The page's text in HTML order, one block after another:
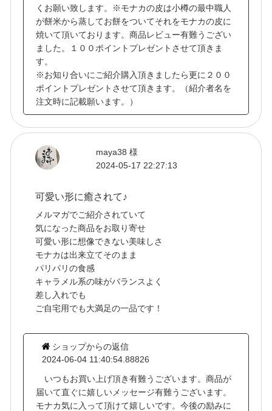
くお願い致します。※モナカの皮は小樽の最中職人
が餅米から蒸してお餅をついてそれをモナカの皮に
焼いて頂いております。商品レビュー有難うござい
ました。１００ポイントプレゼントさせて頂きま
す。
※お知り合いにご紹介購入頂きましたら更に２００
ポイントプレゼントさせて頂きます。（紹介者名を
注文時に記載願います。）
maya38 様
2024-05-17 22:27:13
可愛い形に癒されて♪
メルマガでご紹介されていて
気になった商品をお取り寄せ
可愛い形に想像できない美味しさ
モナカは出来立てそのまま
パリパリの食感
キャラメル系の味がバランスよく
差し入れでも
ご自宅用でも大満足の一品です！
ショップからの返信
2024-06-04 11:40:54.88826
いつもお買い上げ頂き有難うございます。商品が
届いて直ぐに嬉しいメッセージ有難うございます。
モナカ気に入って頂けて嬉しいです。今後の励みに